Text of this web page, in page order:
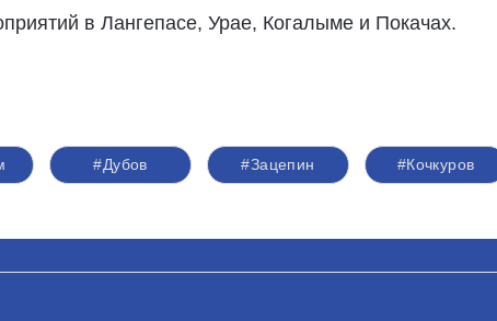
в Лангепасе, Урае, Когалыме и Покачах.
#Дубов #Зацепин #Кочкуров